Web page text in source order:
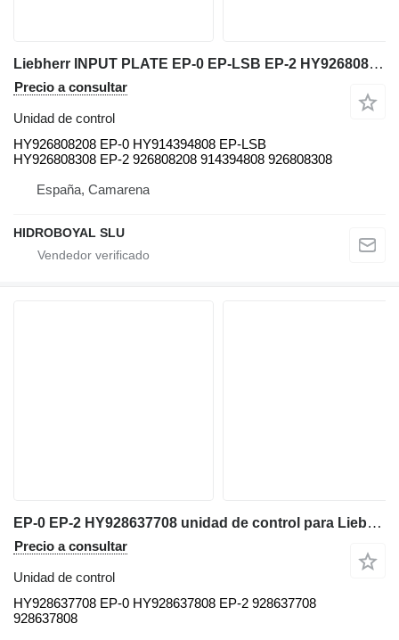
Liebherr INPUT PLATE EP-0 EP-LSB EP-2 HY926808208 unidad de control para Liebherr LTM 1055-3.1 grúa móvil
Precio a consultar
Unidad de control
HY926808208 EP-0 HY914394808 EP-LSB
HY926808308 EP-2 926808208 914394808 926808308
España, Camarena
HIDROBOYAL SLU
EP-0 EP-2 HY928637708 unidad de control para Liebherr LTM 1050/1 grúa móvil
Precio a consultar
Unidad de control
HY928637708 EP-0 HY928637808 EP-2 928637708
928637808